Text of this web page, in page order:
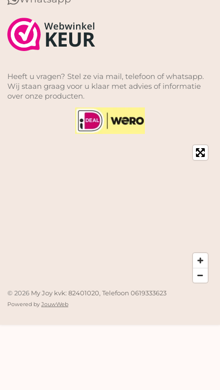
Heeft u vragen? Stel ze via mail, telefoon of whatsapp.
Wij staan graag voor u klaar met advies of informatie
over onze producten.
© 2026 My Joy kvk: 82401020, Telefoon 0619333623
Powered by JouwWeb